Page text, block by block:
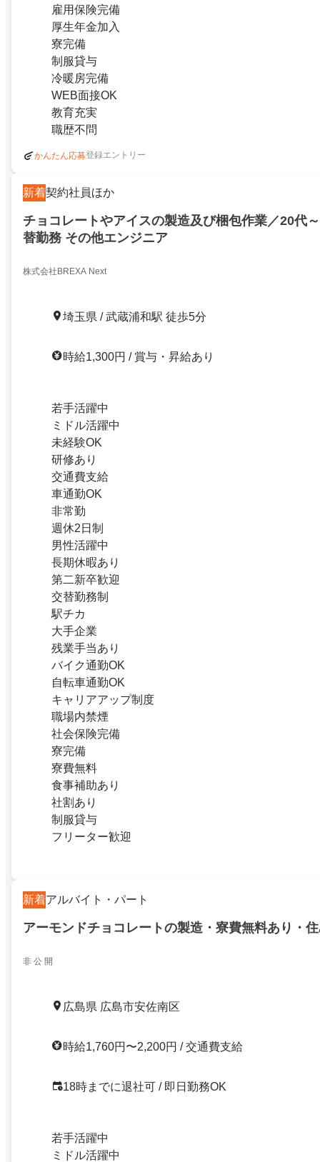
雇用保険完備
厚生年金加入
寮完備
制服貸与
冷暖房完備
WEB面接OK
教育充実
職歴不問
かんたん応募登録エントリー
新着契約社員ほか
チョコレートやアイスの製造及び梱包作業／20代
替勤務 その他エンジニア
株式会社BREXA Next
埼玉県 / 武蔵浦和駅 徒歩5分
時給1,300円 / 賞与・昇給あり
若手活躍中
ミドル活躍中
未経験OK
研修あり
交通費支給
車通勤OK
非常勤
週休2日制
男性活躍中
長期休暇あり
第二新卒歓迎
交替勤務制
駅チカ
大手企業
残業手当あり
バイク通勤OK
自転車通勤OK
キャリアアップ制度
職場内禁煙
社会保険完備
寮完備
寮費無料
食事補助あり
社割あり
制服貸与
フリーター歓迎
新着アルバイト・パート
アーモンドチョコレートの製造・寮費無料あり・
非 公 開
広島県 広島市安佐南区
時給1,760円〜2,200円 / 交通費支給
18時までに退社可 / 即日勤務OK
若手活躍中
ミドル活躍中